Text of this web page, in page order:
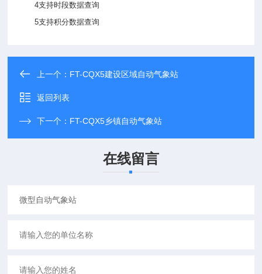
4支持时段数据查询
5支持积分数据查询
上一个： FT-CQX5建设区域自动气象站
返回列表
下一个： FT-CQX5乡镇自动气象站
在线留言